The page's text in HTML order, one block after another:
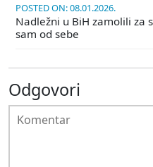
POSTED ON: 08.01.2026.
Nadležni u BiH zamolili za
sam od sebe
Odgovori